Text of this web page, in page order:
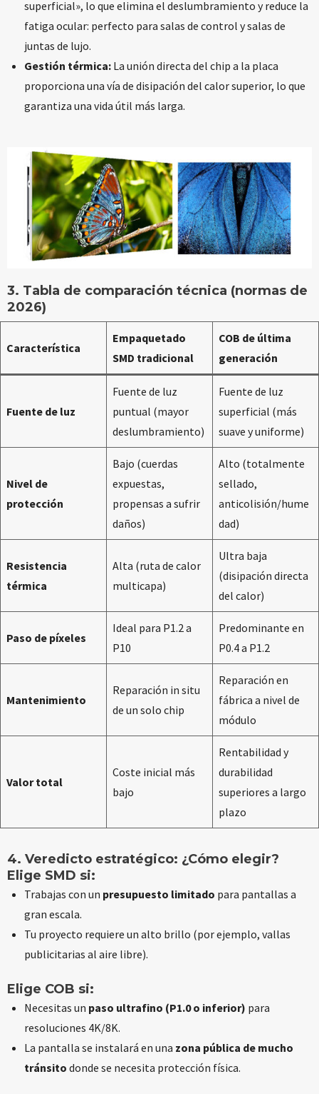
superficial», lo que elimina el deslumbramiento y reduce la
fatiga ocular: perfecto para salas de control y salas de
juntas de lujo.
Gestión térmica: La unión directa del chip a la placa
proporciona una vía de disipación del calor superior, lo que
garantiza una vida útil más larga.
3. Tabla de comparación técnica (normas de
2026)
Característica
Empaquetado
SMD tradicional
COB de última
generación
Fuente de luz
Fuente de luz
puntual (mayor
deslumbramiento)
Fuente de luz
superficial (más
suave y uniforme)
Nivel de
protección
Bajo (cuerdas
expuestas,
propensas a sufrir
daños)
Alto (totalmente
sellado,
anticolisión/hume
dad)
Resistencia
térmica
Alta (ruta de calor
multicapa)
Ultra baja
(disipación directa
del calor)
Paso de píxeles
Ideal para P1.2 a
P10
Predominante en
P0.4 a P1.2
Mantenimiento
Reparación in situ
de un solo chip
Reparación en
fábrica a nivel de
módulo
Valor total
Coste inicial más
bajo
Rentabilidad y
durabilidad
superiores a largo
plazo
4. Veredicto estratégico: ¿Cómo elegir?
Elige SMD si:
Trabajas con un presupuesto limitado para pantallas a
gran escala.
Tu proyecto requiere un alto brillo (por ejemplo, vallas
publicitarias al aire libre).
Elige COB si:
Necesitas un paso ultrafino (P1.0 o inferior) para
resoluciones 4K/8K.
La pantalla se instalará en una zona pública de mucho
tránsito donde se necesita protección física.